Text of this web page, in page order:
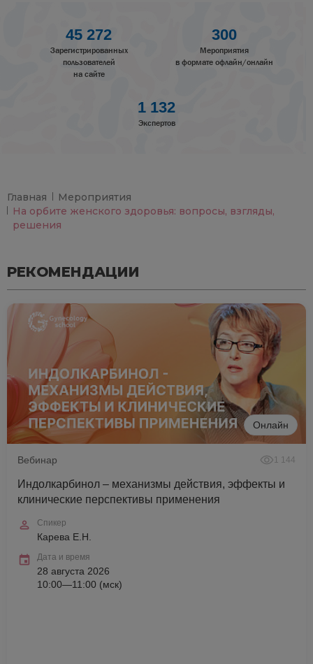
45 272
Зарегистрированных
пользователей
на сайте
300
Мероприятия
в формате офлайн/онлайн
1 132
Экспертов
Главная
Мероприятия
На орбите женского здоровья: вопросы, взгляды,
решения
РЕКОМЕНДАЦИИ
Онлайн
Вебинар 1 144
Индолкарбинол – механизмы действия, эффекты и
клинические перспективы применения
Спикер
Карева Е.Н.
Дата и время
28 августа 2026
10:00—11:00 (мск)